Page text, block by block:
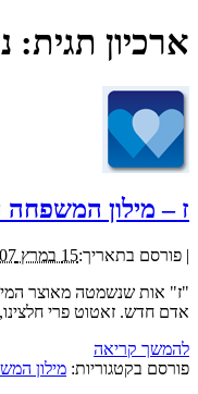
ארכיון תגית:
ז – מילון
| פורסם בתאריך:15 במרץ 2007
"ז" אות שנשמטה מאוצר
אדם חדש. זאטוט פרי
להמשך קריאה
פורסם בקטגוריות: מילון